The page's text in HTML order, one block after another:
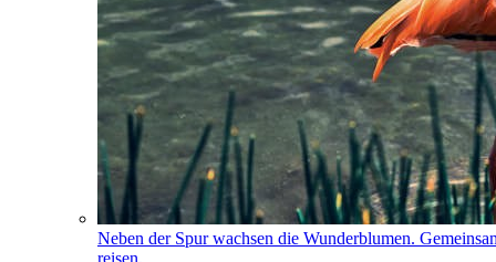
Neben der Spur wachsen die Wunderblumen.
reisen.